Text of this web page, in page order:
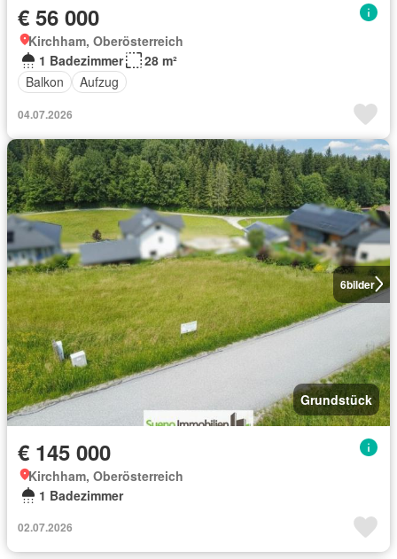
€ 56 000
Kirchham, Oberösterreich
1 Badezimmer
28 m²
Balkon
Aufzug
04.07.2026
6bilder
Grundstück
€ 145 000
Kirchham, Oberösterreich
1 Badezimmer
02.07.2026